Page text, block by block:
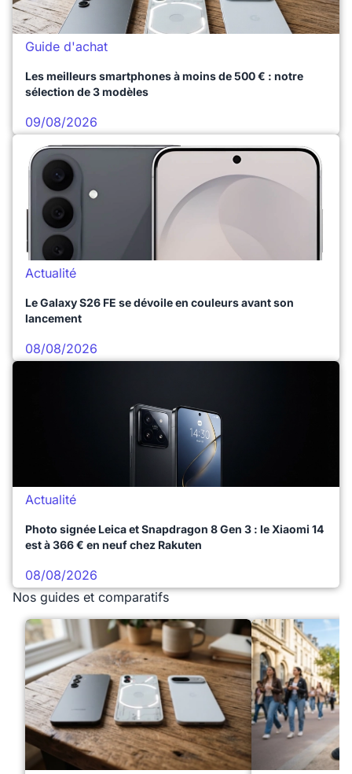
Guide d'achat
Les meilleurs smartphones à moins de 500 € : notre
sélection de 3 modèles
09/08/2026
Actualité
Le Galaxy S26 FE se dévoile en couleurs avant son
lancement
08/08/2026
Actualité
Photo signée Leica et Snapdragon 8 Gen 3 : le Xiaomi 14
est à 366 € en neuf chez Rakuten
08/08/2026
Nos guides et comparatifs